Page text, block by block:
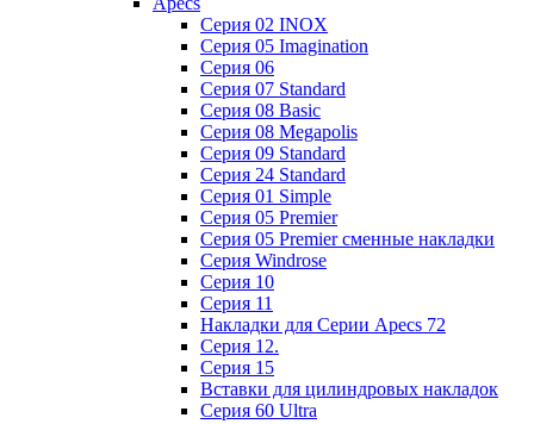
Cерия 02 INOX
Cерия 05 Imagination
Cерия 06
Cерия 07 Standard
Cерия 08 Basic
Cерия 08 Megapolis
Cерия 09 Standard
Cерия 24 Standard
Серия 01 Simple
Серия 05 Premier
Серия 05 Premier сменные накладки
Cерия Windrose
Серия 10
Серия 11
Накладки для Серии Apecs 72
Серия 12.
Серия 15
Вставки для цилиндровых накладок
Серия 60 Ultra